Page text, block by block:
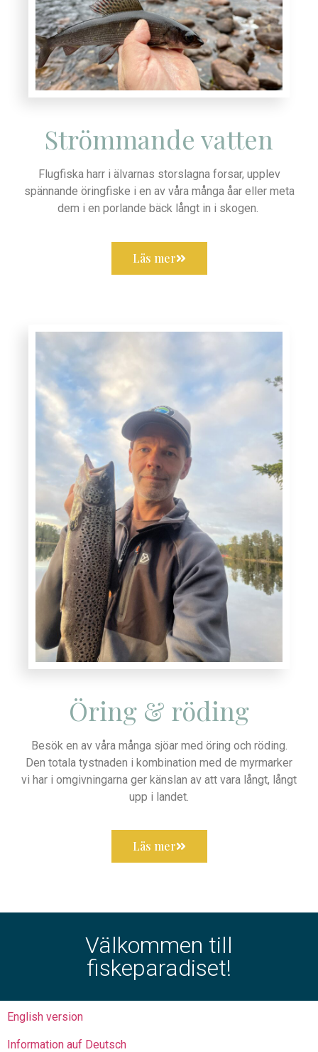
Strömmande vatten
Flugfiska harr i älvarnas storslagna forsar, upplev
spännande öringfiske i en av våra många åar eller meta
dem i en porlande bäck långt in i skogen.
Läs mer
Öring & röding
Besök en av våra många sjöar med öring och röding.
Den totala tystnaden i kombination med de myrmarker
vi har i omgivningarna ger känslan av att vara långt, långt
upp i landet.
Läs mer
Välkommen till
fiskeparadiset!
English version
Information auf Deutsch